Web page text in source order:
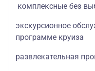
комплексные без
экскурсионное
программе круиза
развлекательная